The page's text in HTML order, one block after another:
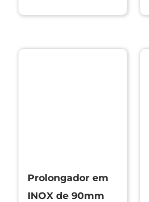
Prolongador em
INOX de 90mm